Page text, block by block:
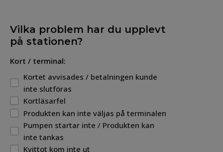
Vilka problem har du upplevt
på stationen?
Kort / terminal:
Kortet avvisades / betalningen kunde
inte slutföras
Kortläsarfel
Produkten kan inte väljas på terminalen
Pumpen startar inte / Produkten kan
inte tankas
Kvittot kom inte ut